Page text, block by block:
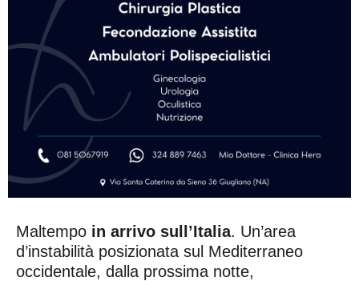
Maltempo in arrivo sull’Italia. Un’area
d’instabilità posizionata sul Mediterraneo
occidentale, dalla prossima notte,